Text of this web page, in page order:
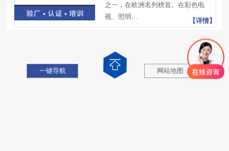
之一，在欧洲名列榜首。在彩色电
视、照明...
【详情】
一键导航 网站地图